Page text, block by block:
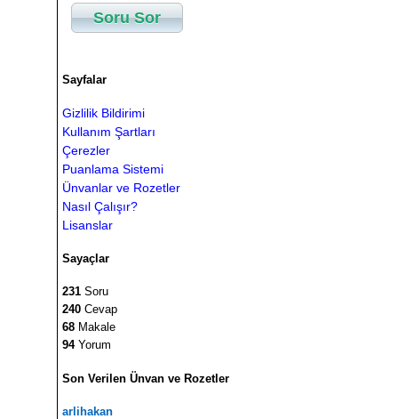
Soru Sor
Sayfalar
Gizlilik Bildirimi
Kullanım Şartları
Çerezler
Puanlama Sistemi
Ünvanlar ve Rozetler
Nasıl Çalışır?
Lisanslar
Sayaçlar
231 Soru
240 Cevap
68 Makale
94Yorum
Son Verilen Ünvan ve Rozetler
arlihakan